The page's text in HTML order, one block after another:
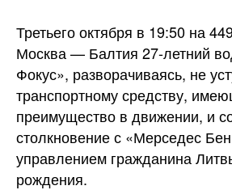
Третьего октября в 19:50 на
Москва — Балтия 27-летний
Фокус», разворачиваясь, не
транспортному средству,
преимущество в движении, и
столкновение с «Мерседес
управлением гражданина
рождения.